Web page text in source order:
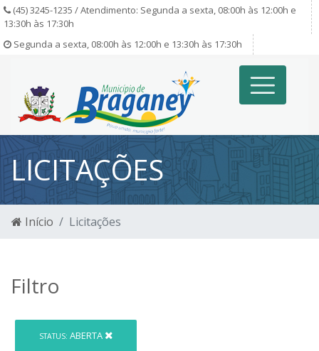
(45) 3245-1235 / Atendimento: Segunda a sexta, 08:00h às 12:00h e
13:30h às 17:30h
Segunda a sexta, 08:00h às 12:00h e 13:30h às 17:30h
LICITAÇÕES
Início Licitações
Filtro
STATUS: ABERTA